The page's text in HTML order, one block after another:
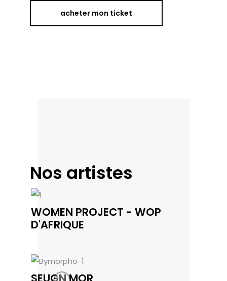
acheter mon ticket
Nos artistes
WOMEN PROJECT - WOP
D'AFRIQUE
SEUGN MOR